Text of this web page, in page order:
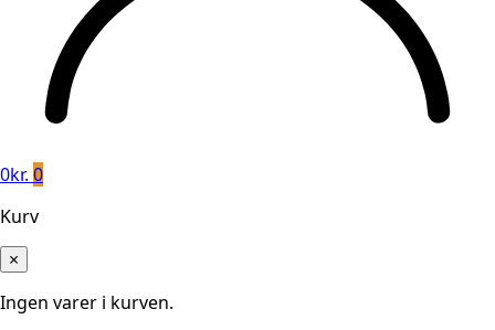
0kr. 0
Kurv
×
Ingen varer i kurven.